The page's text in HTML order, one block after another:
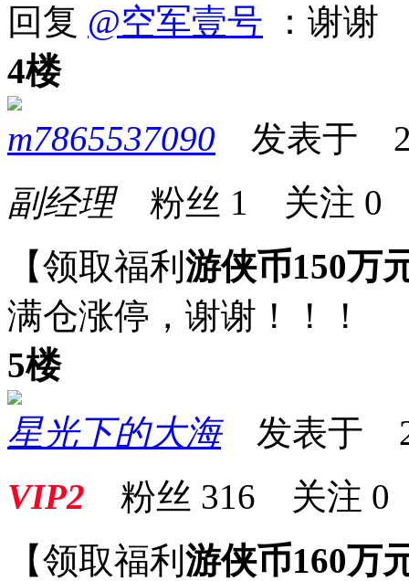
回复 @空军壹号 ：谢谢
4楼
m7865537090 发表于
副经理粉丝 1 关注 0
【领取福利 游侠币150万
满仓涨停，谢谢！！！
5楼
星光下的大海发表于
VIP2 粉丝 316 关注 0
【领取福利 游侠币160万